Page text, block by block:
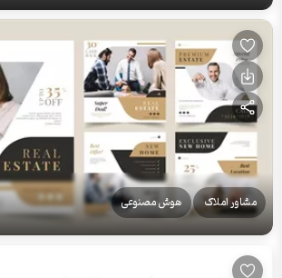
مشاور املاک هوش مصنوعی